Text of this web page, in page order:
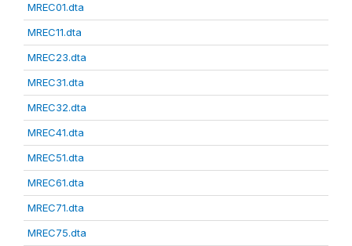
MREC01.dta
MREC11.dta
MREC23.dta
MREC31.dta
MREC32.dta
MREC41.dta
MREC51.dta
MREC61.dta
MREC71.dta
MREC75.dta